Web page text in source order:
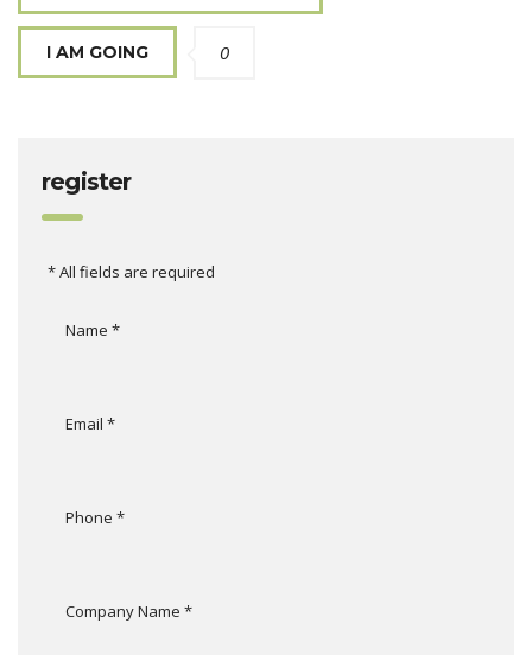
I AM GOING 0
register
* All fields are required